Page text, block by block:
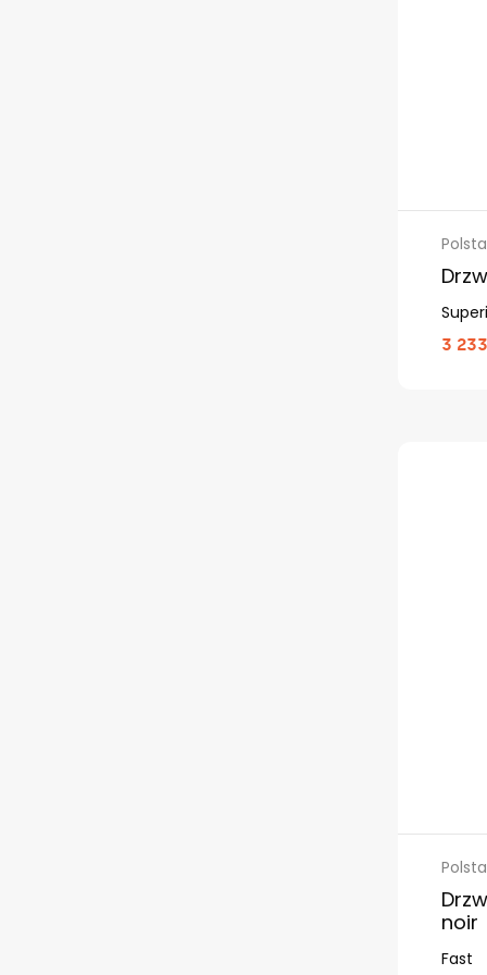
3
noir
Fast